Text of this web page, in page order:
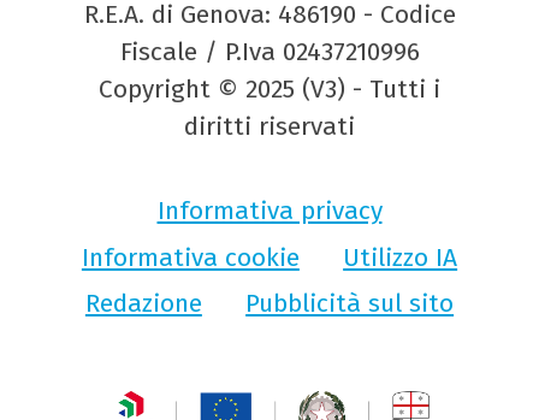
R.E.A. di Genova: 486190 - Codice
Fiscale / P.Iva 02437210996
Copyright © 2025 (V3) - Tutti i
diritti riservati
Informativa privacy
Informativa cookie
Utilizzo IA
Redazione
Pubblicità sul sito